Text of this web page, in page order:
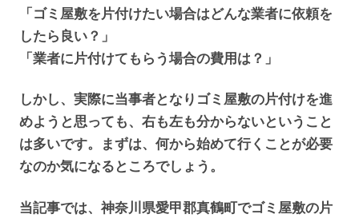
「ゴミ屋敷を片付けたい場合はどんな業者に依頼を
したら良い？」
「業者に片付けてもらう場合の費用は？」
しかし、実際に当事者となりゴミ屋敷の片付けを進
めようと思っても、右も左も分からないということ
は多いです。まずは、何から始めて行くことが必要
なのか気になるところでしょう。
当記事では、神奈川県愛甲郡真鶴町でゴミ屋敷の片